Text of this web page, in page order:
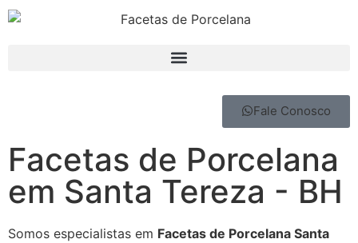
Fale Conosco
Facetas de Porcelana
em Santa Tereza - BH
Somos especialistas em Facetas de Porcelana Santa